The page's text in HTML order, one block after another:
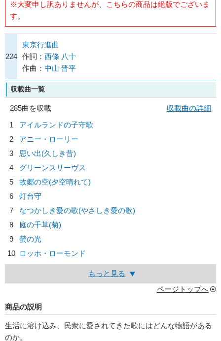
※大変申し訳ありませんが、こちらの商品は絶版でございま
す。
224
東京行進曲
作詞： 西條 八十
作曲： 中山 晋平
収載曲一覧
285曲を収載
収載曲の詳細
1
アイルランドの子守歌
2
アニー・ローリー
3
思い出(久しき昔)
4
グリーンスリーヴス
5
故郷の空(夕空晴れて)
6
灯台守
7
なつかしき愛の歌(やさしき愛の歌)
8
庭の千草(菊)
9
螢の光
10 ロッホ・ローモンド
もっと見る
ページトップへ
商品の説明
生活に溶け込み、民衆に愛されてきた歌にはどんな物語がある
のか。